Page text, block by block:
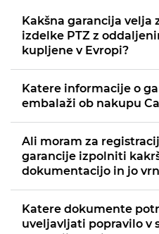
Kakšna garancija velja
izdelke PTZ z
kupljene v Evropi?
Katere informacije o
embalaži ob nakupu
Ali moram za
garancije izpolniti
dokumentacijo in jo
Katere dokumente
uveljavljati popravilo v